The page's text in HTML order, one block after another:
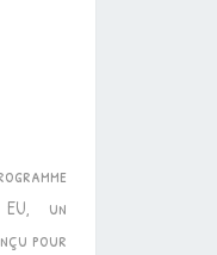
EU, un
pour